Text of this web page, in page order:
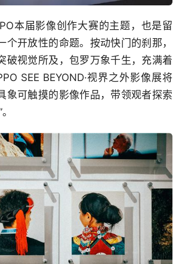
本届影像创作大赛的主题，也是留
个开放性的命题。按动快门的刹那，
破视觉所及，包罗万象千生，充满着
SEE BEYOND·视界之外影像展将
象可触摸的影像作品，带领观者探索